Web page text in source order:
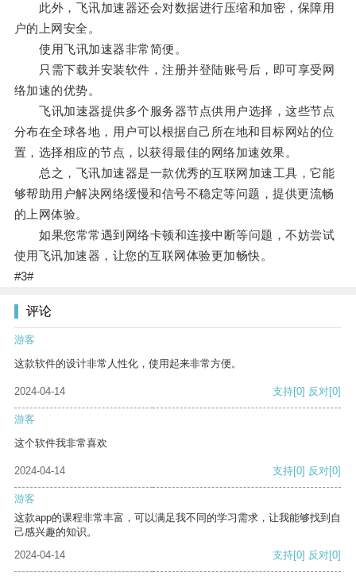
此外，飞讯加速器还会对数据进行压缩和加密，保障用
户的上网安全。
使用飞讯加速器非常简便。
只需下载并安装软件，注册并登陆账号后，即可享受网
络加速的优势。
飞讯加速器提供多个服务器节点供用户选择，这些节点
分布在全球各地，用户可以根据自己所在地和目标网站的位
置，选择相应的节点，以获得最佳的网络加速效果。
总之，飞讯加速器是一款优秀的互联网加速工具，它能
够帮助用户解决网络缓慢和信号不稳定等问题，提供更流畅
的上网体验。
如果您常常遇到网络卡顿和连接中断等问题，不妨尝试
使用飞讯加速器，让您的互联网体验更加畅快。
#3#
评论
游客
这款软件的设计非常人性化，使用起来非常方便。
2024-04-14 支持[0] 反对[0]
游客
这个软件我非常喜欢
2024-04-14 支持[0] 反对[0]
游客
这款app的课程非常丰富，可以满足我不同的学习需求，让我能够找到自
己感兴趣的知识。
2024-04-14
支持[0] 反对[0]